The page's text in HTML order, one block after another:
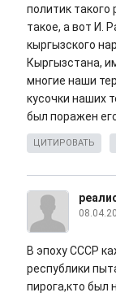
политик
такое, а вот И.
кыргызского
Кыргызстана,
многие наши
кусочки наших
был поражен
ЦИТИРОВАТЬ
В эпоху СССР
республики
пирога,кто был